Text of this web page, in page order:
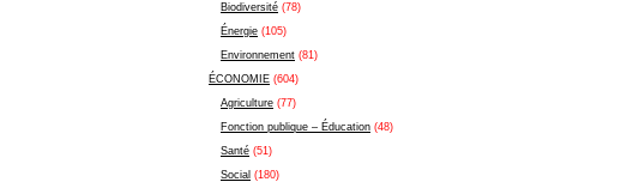
Biodiversité (78)
Énergie (105)
Environnement (81)
ÉCONOMIE (604)
Agriculture (77)
Fonction publique – Éducation (48)
Santé (51)
Social (180)